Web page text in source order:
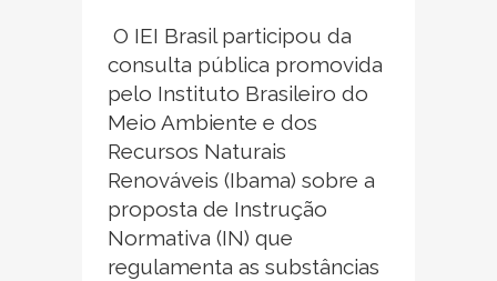
O IEI Brasil participou da
consulta pública promovida
pelo Instituto Brasileiro do
Meio Ambiente e dos
Recursos Naturais
Renováveis (Ibama) sobre a
proposta de Instrução
Normativa (IN) que
regulamenta as substâncias